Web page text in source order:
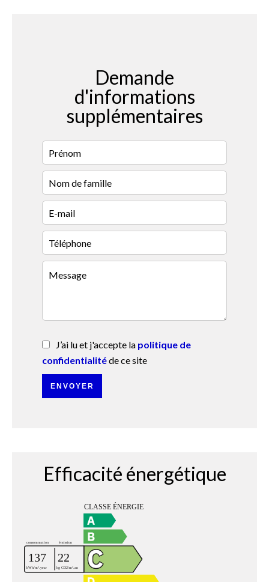
Demande
d'informations
supplémentaires
J’ai lu et j'accepte la politique de
confidentialitéde ce site
ENVOYER
Efficacité énergétique